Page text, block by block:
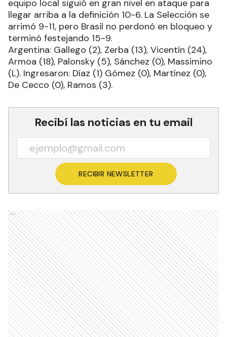
equipo local siguió en gran nivel en ataque para
llegar arriba a la definición 10-6. La Selección se
arrimó 9-11, pero Brasil no perdonó en bloqueo y
terminó festejando 15-9.
Argentina: Gallego (2), Zerba (13), Vicentín (24),
Armoa (18), Palonsky (5), Sánchez (0), Massimino
(L). Ingresaron: Díaz (1) Gómez (0), Martínez (0),
De Cecco (0), Ramos (3).
Recibí las noticias en tu email
RECIBIR NEWSLETTER
Ads